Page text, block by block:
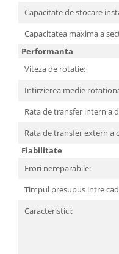
Cooler
Servere & Componente
Componente Server
Servere
Software
Retelistica &
Printing
Multifunctionale
Imprimante
Capacitate de stocare
Capacitatea maxima a
Performanta
Viteza de rotatie:
Intirzierea medie
Rata de transfer intern a
Rata de transfer extern a
Fiabilitate
Erori nereparabile:
Timpul presupus intre
Caracteristici: